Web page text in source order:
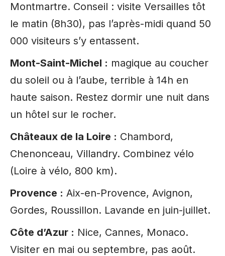
Montmartre. Conseil : visite Versailles tôt
le matin (8h30), pas l’après-midi quand 50
000 visiteurs s’y entassent.
Mont-Saint-Michel : magique au coucher
du soleil ou à l’aube, terrible à 14h en
haute saison. Restez dormir une nuit dans
un hôtel sur le rocher.
Châteaux de la Loire : Chambord,
Chenonceau, Villandry. Combinez vélo
(Loire à vélo, 800 km).
Provence : Aix-en-Provence, Avignon,
Gordes, Roussillon. Lavande en juin-juillet.
Côte d’Azur : Nice, Cannes, Monaco.
Visiter en mai ou septembre, pas août.